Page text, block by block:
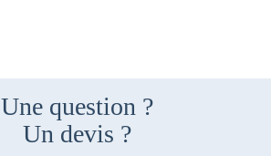
Une question ?
Un devis ?